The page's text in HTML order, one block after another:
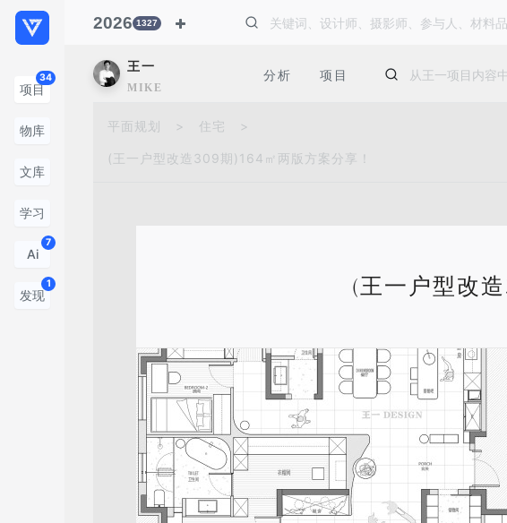
项目
34
物库
文库
学习
Ai
7
发现
1
2026 1327
王一
MIKE
分析 项目
平面规划 > 住宅 >
(王一户型改造309期)164㎡两版方案分享！
(王一户型改